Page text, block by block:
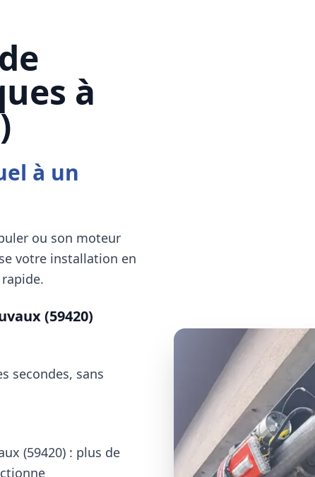
à
à un
ou son moteur
votre installation en
(59420)
secondes, sans
(59420) : plus de